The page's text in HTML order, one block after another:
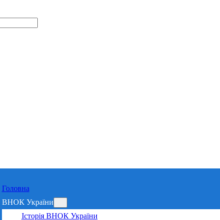
Головна
ВНОК України
Історія ВНОК України